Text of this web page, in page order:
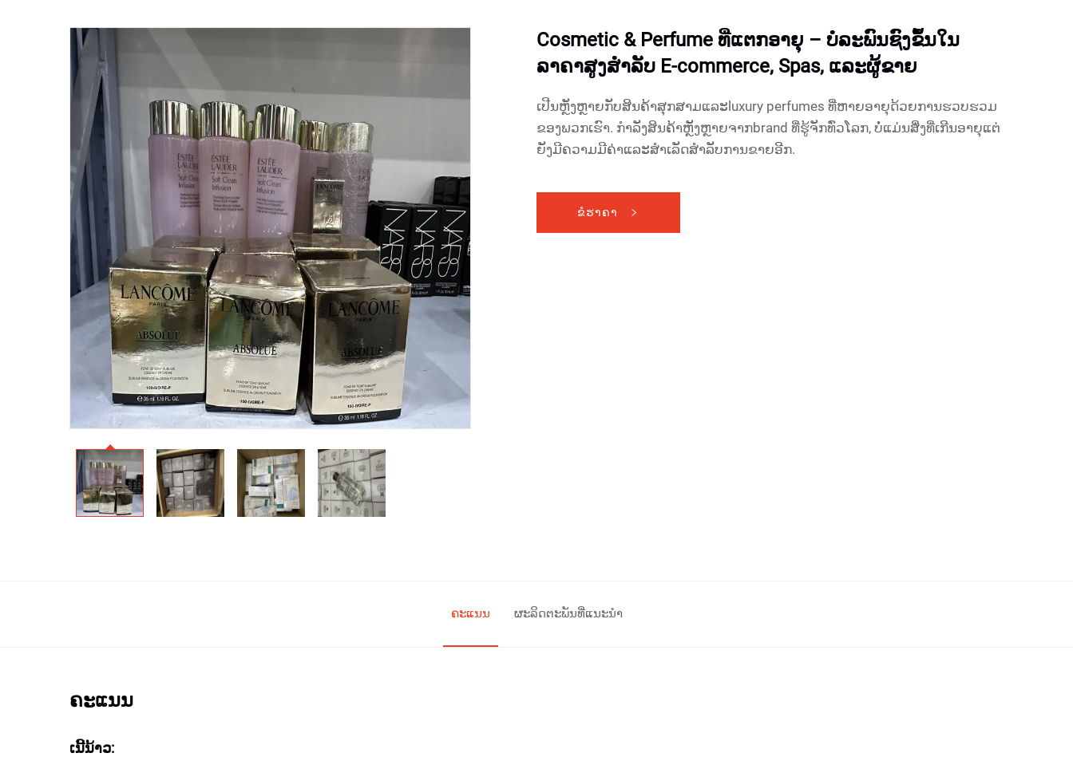
Cosmetic & Perfume ທີ່ແຕກອາຍຸ – ບໍລະພົນຊົງຂຶ້ນໃນ
ລາຄາສູງສຳລັບ E-commerce, Spas, ແລະຜູ້ຂາຍ
ເປີນຫຼັງຫຼາຍກັບສິນຄ້າສຸກສາມແລະluxury perfumes ທີ່ຫາຍອາຍຸດ້ວຍການຮວບຮວມ
ຂອງພວກເຮົາ. ກຳລັງສິນຄ້າຫຼັງຫຼາຍຈາກbrand ທີ່ຮູ້ຈັກທົ່ວໂລກ, ບໍ່ແມ່ນສິ່ງທີ່ເກີນອາຍຸແຕ່
ຍັງມີຄວາມມີຄ່າແລະສຳເລັດສຳລັບການຂາຍອີກ.
ຂໍຮາຄາ
ຄະແນນ ຜະລິດຕະພັນທີ່ແນະນຳ
ຄະແນນ
ເນີ້ນ້າວ: